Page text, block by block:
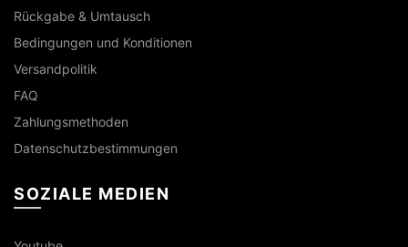
Rückgabe & Umtausch
Bedingungen und Konditionen
Versandpolitik
FAQ
Zahlungsmethoden
Datenschutzbestimmungen
SOZIALE MEDIEN